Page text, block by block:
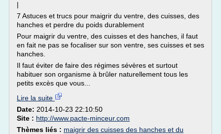
|
7 Astuces et trucs pour maigrir du ventre, des cuisses, des
hanches et perdre du poids durablement
Pour maigrir du ventre, des cuisses et des hanches, il faut
en fait ne pas se focaliser sur son ventre, ses cuisses et ses
hanches.
Il faut éviter de faire des régimes sévères et surtout
habituer son organisme à brûler naturellement tous les
petits excès que vous...
Lire la suite
Date: 2014-10-23 22:10:50
Site : http://www.pacte-minceur.com
Thèmes liés : maigrir des cuisses des hanches et du